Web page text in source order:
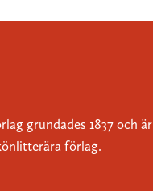
grundades 1837 och är
förlag.